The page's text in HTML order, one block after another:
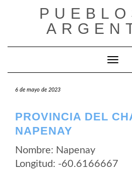
6 de mayo de 2023
PROVINCIA DEL
NAPENAY
Nombre: Napenay
Longitud: -60.6166667